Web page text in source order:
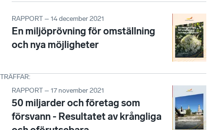
TRÄFFAR:
RAPPORT – 14 december 2021
En miljöprövning för omställning
och nya möjligheter
RAPPORT – 17 november 2021
50 miljarder och företag som
försvann - Resultatet av krångliga